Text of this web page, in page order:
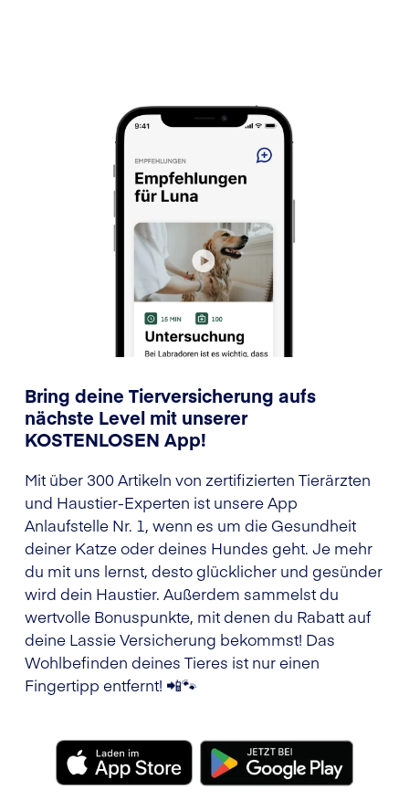
Bring deine Tierversicherung aufs
nächste Level mit unserer
KOSTENLOSEN App!
Mit über 300 Artikeln von zertifizierten Tierärzten
und Haustier-Experten ist unsere App
Anlaufstelle Nr. 1, wenn es um die Gesundheit
deiner Katze oder deines Hundes geht. Je mehr
du mit uns lernst, desto glücklicher und gesünder
wird dein Haustier. Außerdem sammelst du
wertvolle Bonuspunkte, mit denen du Rabatt auf
deine Lassie Versicherung bekommst! Das
Wohlbefinden deines Tieres ist nur einen
Fingertipp entfernt! 📲🐾